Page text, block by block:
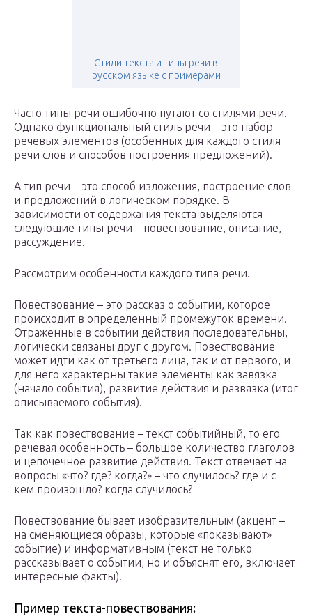
Стили текста и типы речи в
русском языке с примерами
Часто типы речи ошибочно путают со стилями речи.
Однако функциональный стиль речи – это набор
речевых элементов (особенных для каждого стиля
речи слов и способов построения предложений).
А тип речи – это способ изложения, построение слов
и предложений в логическом порядке. В
зависимости от содержания текста выделяются
следующие типы речи – повествование, описание,
рассуждение.
Рассмотрим особенности каждого типа речи.
Повествование – это рассказ о событии, которое
происходит в определенный промежуток времени.
Отраженные в событии действия последовательны,
логически связаны друг с другом. Повествование
может идти как от третьего лица, так и от первого, и
для него характерны такие элементы как завязка
(начало события), развитие действия и развязка (итог
описываемого события).
Так как повествование – текст событийный, то его
речевая особенность – большое количество глаголов
и цепочечное развитие действия. Текст отвечает на
вопросы «что? где? когда?» – что случилось? где и с
кем произошло? когда случилось?
Повествование бывает изобразительным (акцент –
на сменяющиеся образы, которые «показывают»
событие) и информативным (текст не только
рассказывает о событии, но и объяснят его, включает
интересные факты).
Пример текста-повествования: